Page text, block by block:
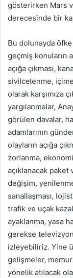
gösterirken Mars
derecesinde bir
Bu dolunayda
geçmiş konuların
açığa çıkması,
sivilcelenme,
olarak karşımıza
yargılanmalar,
görülen davalar,
adamlarının
olayların açığa
zorlanma,
açıklanacak
değişim,
sanallaşması,
trafik ve uçak
ayaklanma, yasa
gerekse
izleyebiliriz. Yine
gelişmeler,
yönelik atılacak